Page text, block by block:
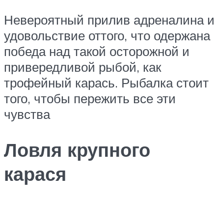
Невероятный прилив адреналина и
удовольствие оттого, что одержана
победа над такой осторожной и
привередливой рыбой, как
трофейный карась. Рыбалка стоит
того, чтобы пережить все эти
чувства
Ловля крупного
карася